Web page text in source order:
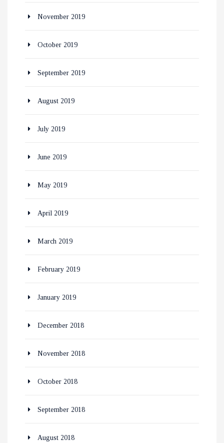
November 2019
October 2019
September 2019
August 2019
July 2019
June 2019
May 2019
April 2019
March 2019
February 2019
January 2019
December 2018
November 2018
October 2018
September 2018
August 2018